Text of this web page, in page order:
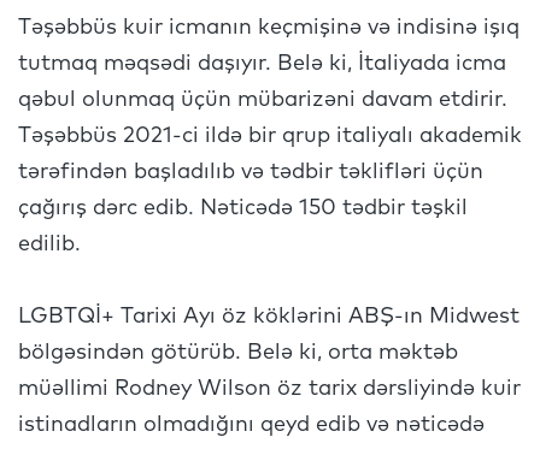
Təşəbbüs kuir icmanın keçmişinə və indisinə işıq
tutmaq məqsədi daşıyır. Belə ki, İtaliyada icma
qəbul olunmaq üçün mübarizəni davam etdirir.
Təşəbbüs 2021-ci ildə bir qrup italiyalı akademik
tərəfindən başladılıb və tədbir təklifləri üçün
çağırış dərc edib. Nəticədə 150 tədbir təşkil
edilib.
LGBTQİ+ Tarixi Ayı öz köklərini ABŞ-ın Midwest
bölgəsindən götürüb. Belə ki, orta məktəb
müəllimi Rodney Wilson öz tarix dərsliyində kuir
istinadların olmadığını qeyd edib və nəticədə